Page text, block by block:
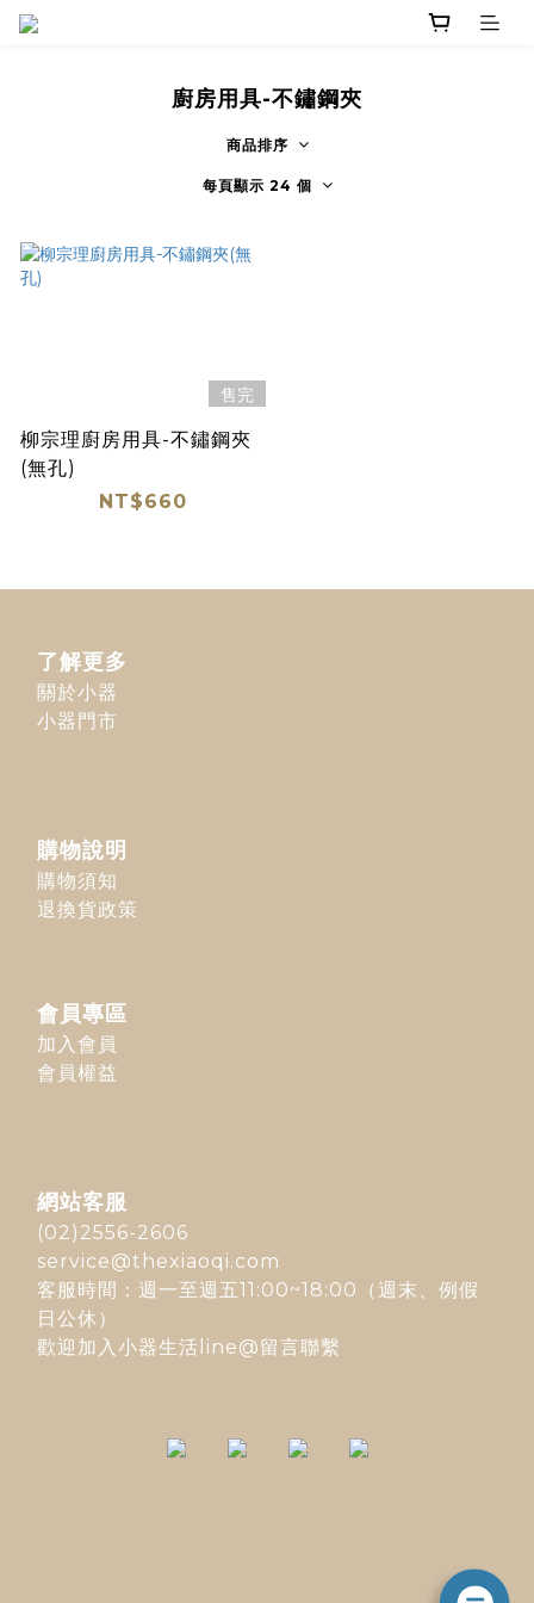
廚房用具-不鏽鋼夾
商品排序
每頁顯示 24 個
售完
柳宗理廚房用具-不鏽鋼夾
(無孔)
NT$660
了解更多
關於小器
小器門市
購物說明
購物須知
退換貨政策
會員專區
加入會員
會員權益
網站客服
(02)2556-2606
service@thexiaoqi.com
客服時間：週一至週五11:00~18:00（週末、例假
日公休）
歡迎加入 小器生活line@留言聯繫